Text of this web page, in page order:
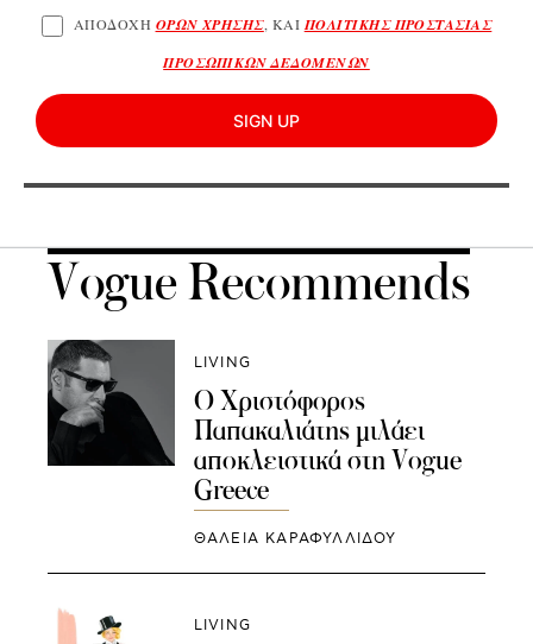
ΑΠΟΔΟΧΗ ΟΡΩΝ ΧΡΗΣΗΣ, ΚΑΙ ΠΟΛΙΤΙΚΗΣ ΠΡΟΣΤΑΣΙΑΣ
ΠΡΟΣΩΠΙΚΩΝ ΔΕΔΟΜΕΝΩΝ
SIGN UP
Vogue Recommends
LIVING
Ο Χριστόφορος
Παπακαλιάτης μιλάει
αποκλειστικά στη Vogue
Greece
ΘΑΛΕΙΑ ΚΑΡΑΦΥΛΛΙΔΟΥ
LIVING